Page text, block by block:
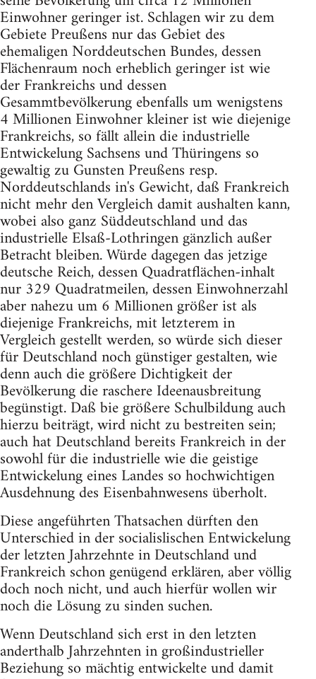
Einwohner geringer ist. Schlagen wir zu dem
Gebiete Preußens nur das Gebiet des
ehemaligen Norddeutschen Bundes, dessen
Flächenraum noch erheblich geringer ist wie
der Frankreichs und dessen
Gesammtbevölkerung ebenfalls um wenigstens
4 Millionen Einwohner kleiner ist wie diejenige
Frankreichs, so fällt allein die industrielle
Entwickelung Sachsens und Thüringens so
gewaltig zu Gunsten Preußens resp.
Norddeutschlands in's Gewicht, daß Frankreich
nicht mehr den Vergleich damit aushalten kann,
wobei also ganz Süddeutschland und das
industrielle Elsaß-Lothringen gänzlich außer
Betracht bleiben. Würde dagegen das jetzige
deutsche Reich, dessen Quadratflächen-inhalt
nur 329 Quadratmeilen, dessen Einwohnerzahl
aber nahezu um 6 Millionen größer ist als
diejenige Frankreichs, mit letzterem in
Vergleich gestellt werden, so würde sich dieser
für Deutschland noch günstiger gestalten, wie
denn auch die größere Dichtigkeit der
Bevölkerung die raschere Ideenausbreitung
begünstigt. Daß bie größere Schulbildung auch
hierzu beiträgt, wird nicht zu bestreiten sein;
auch hat Deutschland bereits Frankreich in der
sowohl für die industrielle wie die geistige
Entwickelung eines Landes so hochwichtigen
Ausdehnung des Eisenbahnwesens überholt.
Diese angeführten Thatsachen dürften den
Unterschied in der socialislischen Entwickelung
der letzten Jahrzehnte in Deutschland und
Frankreich schon genügend erklären, aber völlig
doch noch nicht, und auch hierfür wollen wir
noch die Lösung zu sinden suchen.
Wenn Deutschland sich erst in den letzten
anderthalb Jahrzehnten in großindustrieller
Beziehung so mächtig entwickelte und damit